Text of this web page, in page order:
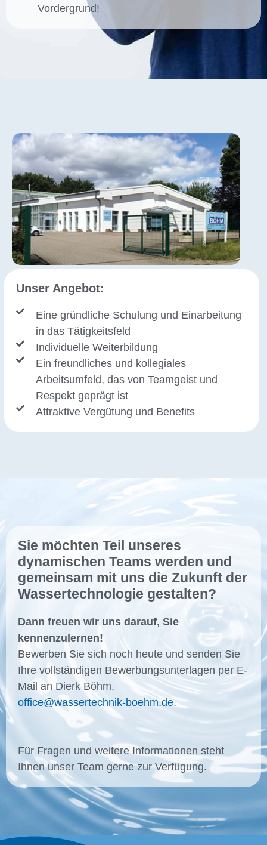
Vordergrund!
Unser Angebot:
Eine gründliche Schulung und Einarbeitung
in das Tätigkeitsfeld
Individuelle Weiterbildung
Ein freundliches und kollegiales
Arbeitsumfeld, das von Teamgeist und
Respekt geprägt ist
Attraktive Vergütung und Benefits
Sie möchten Teil unseres
dynamischen Teams werden und
gemeinsam mit uns die Zukunft der
Wassertechnologie gestalten?
Dann freuen wir uns darauf, Sie
kennenzulernen!
Bewerben Sie sich noch heute und senden Sie
Ihre vollständigen Bewerbungsunterlagen per E-
Mail an Dierk Böhm,
office@wassertechnik-boehm.de.
Für Fragen und weitere Informationen steht
Ihnen unser Team gerne zur Verfügung.